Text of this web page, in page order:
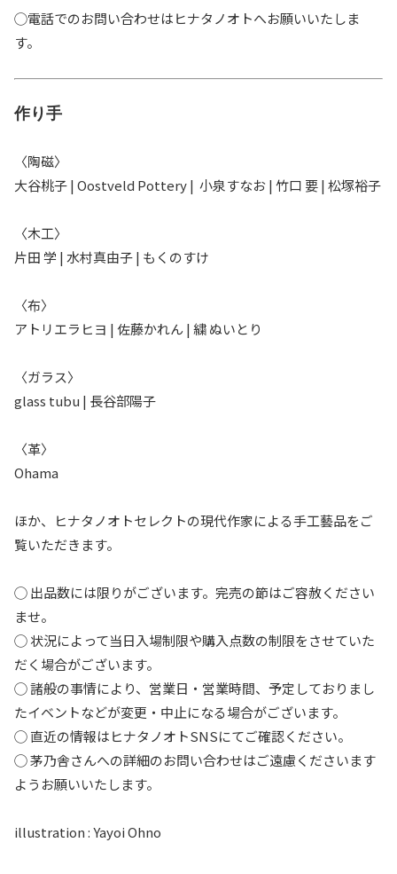
◯電話でのお問い合わせはヒナタノオトへお願いいたしま
す。
作り手
〈陶磁〉
大谷桃子 | Oostveld Pottery | 小泉すなお | 竹口 要 | 松塚裕子
〈木工〉
片田 学 | 水村真由子 | もくのすけ
〈布〉
アトリエラヒヨ | 佐藤かれん | 繍 ぬいとり
〈ガラス〉
glass tubu | 長谷部陽子
〈革〉
Ohama
ほか、ヒナタノオトセレクトの現代作家による手工藝品をご
覧いただきます。
◯ 出品数には限りがございます。完売の節はご容赦ください
ませ。
◯ 状況によって当日入場制限や購入点数の制限をさせていた
だく場合がございます。
◯ 諸般の事情により、営業日・営業時間、予定しておりまし
たイベントなどが変更・中止になる場合がございます。
◯ 直近の情報はヒナタノオトSNSにてご確認ください。
◯ 茅乃舎さんへの詳細のお問い合わせはご遠慮くださいます
ようお願いいたします。
illustration : Yayoi Ohno